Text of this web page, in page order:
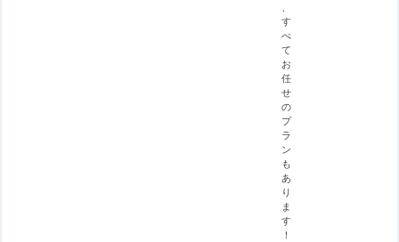
す
べ
て
お
任
せ
の
プ
ラ
ン
も
あ
り
ま
す
！